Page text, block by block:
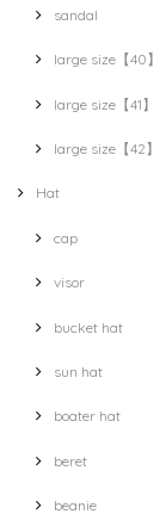
sandal
large size【40】
large size【41】
large size【42】
Hat
cap
visor
bucket hat
sun hat
boater hat
beret
beanie